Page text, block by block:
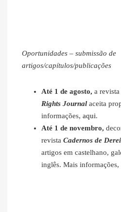
Oportunidades – submissão de
artigos/capítulos/publicações
Até 1 de agosto, a revista
Rights Journal aceita
informações, aqui.
Até 1 de novembro,
revista Cadernos de
artigos em castelhano,
inglês. Mais informações,